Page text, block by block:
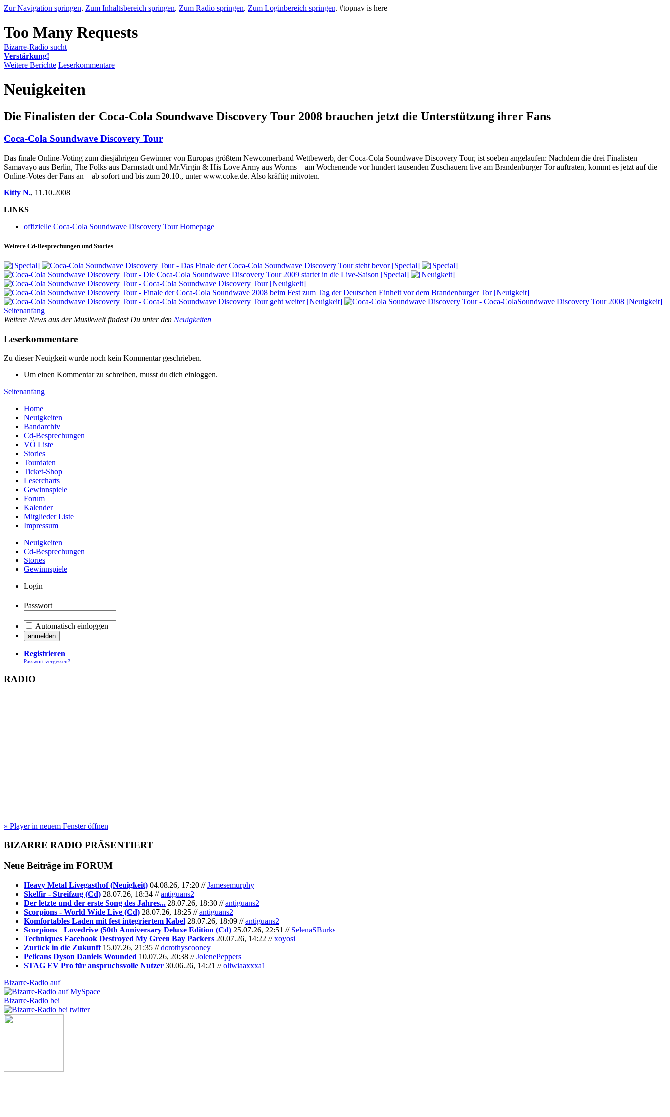
Zur Navigation springen. Zum Inhaltsbereich springen. Zum Radio springen. Zum Loginbereich springen. #topnav is here
Bizarre-Radio sucht
Verstärkung!
Weitere Berichte Leserkommentare
Neuigkeiten
Die Finalisten der Coca-Cola Soundwave Discovery Tour 2008 brauchen jetzt die Unterstützung ihrer Fans
Coca-Cola Soundwave Discovery Tour
Das finale Online-Voting zum diesjährigen Gewinner von Europas größtem Newcomerband Wettbewerb, der Coca-Cola Soundwave Discovery Tour, ist soeben angelaufen: Nachdem die drei Finalisten –
Samavayo aus Berlin, The Folks aus Darmstadt und Mr.Virgin & His Love Army aus Worms – am Wochenende vor hundert tausenden Zuschauern live am Brandenburger Tor auftraten, kommt es jetzt auf die
Online-Votes der Fans an – ab sofort und bis zum 20.10., unter www.coke.de. Also kräftig mitvoten.
Kitty N., 11.10.2008
LINKS
offizielle Coca-Cola Soundwave Discovery Tour Homepage
Weitere Cd-Besprechungen und Stories
Seitenanfang
Weitere News aus der Musikwelt findest Du unter den Neuigkeiten
Leserkommentare
Zu dieser Neuigkeit wurde noch kein Kommentar geschrieben.
Um einen Kommentar zu schreiben, musst du dich einloggen.
Seitenanfang
Home
Neuigkeiten
Bandarchiv
Cd-Besprechungen
VÖ Liste
Stories
Tourdaten
Ticket-Shop
Lesercharts
Gewinnspiele
Forum
Kalender
Mitglieder Liste
Impressum
Neuigkeiten
Cd-Besprechungen
Stories
Gewinnspiele
Login
Passwort
Automatisch einloggen
Registrieren
Passwort vergessen?
RADIO
» Player in neuem Fenster öffnen
BIZARRE RADIO PRÄSENTIERT
Neue Beiträge im FORUM
Heavy Metal Livegasthof (Neuigkeit) 04.08.26, 17:20 //Jamesemurphy
Skelfir - Streifzug (Cd) 28.07.26, 18:34 //antiguans2
Der letzte und der erste Song des Jahres... 28.07.26, 18:30 //antiguans2
Scorpions - World Wide Live (Cd) 28.07.26, 18:25 //antiguans2
Komfortables Laden mit fest integriertem Kabel 28.07.26, 18:09 //antiguans2
Scorpions - Lovedrive (50th Anniversary Deluxe Edition (Cd) 25.07.26, 22:51 // SelenaSBurks
Techniques Facebook Destroyed My Green Bay Packers 20.07.26, 14:22 //xoyosi
Zurück in die Zukunft 15.07.26, 21:35 //dorothyscooney
Pelicans Dyson Daniels Wounded 10.07.26, 20:38 //JolenePeppers
STAG EV Pro für anspruchsvolle Nutzer 30.06.26, 14:21 //oliwiaaxxxa1
Bizarre-Radio auf
Bizarre-Radio bei